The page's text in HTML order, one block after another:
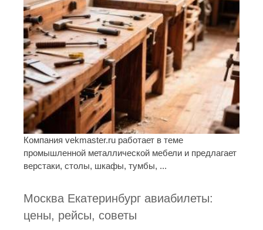
Компания vekmaster.ru работает в теме
промышленной металлической мебели и предлагает
верстаки, столы, шкафы, тумбы, ...
Москва Екатеринбург авиабилеты:
цены, рейсы, советы